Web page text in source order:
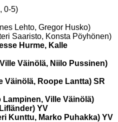
0-5)
Lehto, Gregor Husko)
Saaristo, Konsta Pöyhönen)
Hurme, Kalle
Väinölä, Niilo Pussinen)
Väinölä, Roope Lantta) SR
Ville Väinölä)
YV
Kunttu, Marko Puhakka) YV